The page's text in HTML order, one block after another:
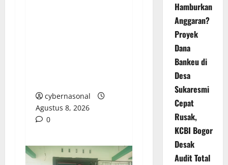
cybernasonal
Agustus 8, 2026
0
Hamburkan
Anggaran?
Proyek
Dana
Bankeu di
Desa
Sukaresmi
Cepat
Rusak,
KCBI Bogor
Desak
Audit Total